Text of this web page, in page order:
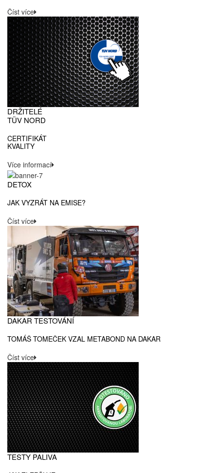
Číst více
DRŽITELÉ
TÜV NORD
CERTIFIKÁT
KVALITY
Více informací
DETOX
JAK VYZRÁT NA EMISE?
Číst více
DAKAR TESTOVÁNÍ
TOMÁŠ TOMEČEK VZAL METABOND NA DAKAR
Číst více
TESTY PALIVA